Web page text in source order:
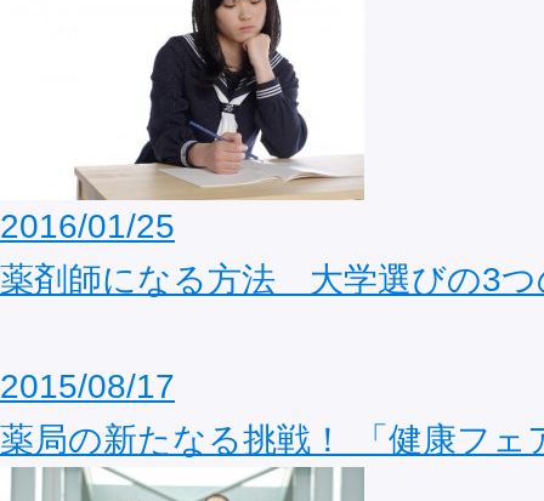
2016/01/25
薬剤師になる方法 大学選びの3つ
2015/08/17
薬局の新たなる挑戦！ 「健康フェ